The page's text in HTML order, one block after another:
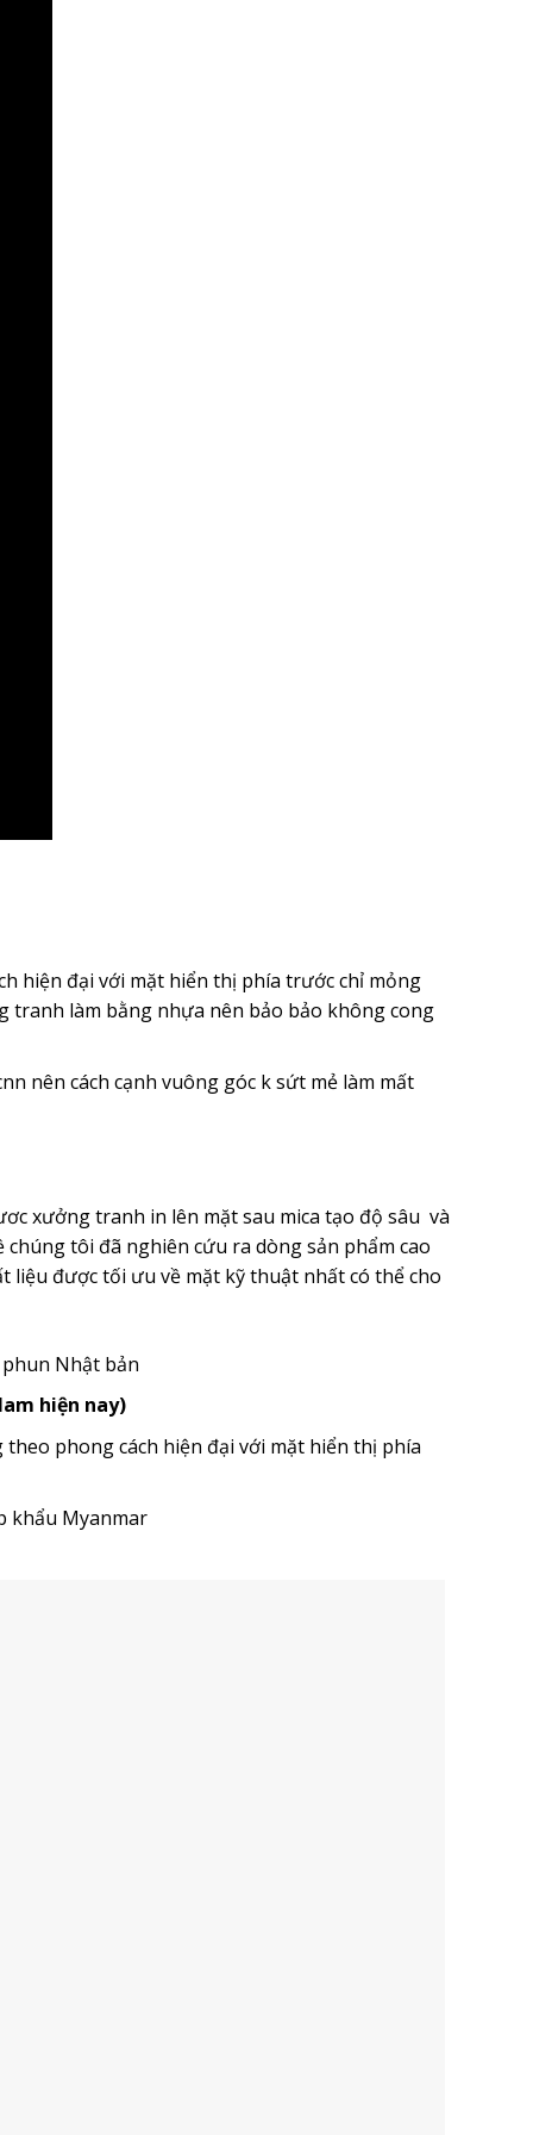
hiện đại với mặt hiển thị phía trước chỉ mỏng
tranh làm bằng nhựa nên bảo bảo không cong
nên cách cạnh vuông góc k sứt mẻ làm mất
xưởng tranh in lên mặt sau mica tạo độ sâu và
tôi đã nghiên cứu ra dòng sản phẩm cao
liệu được tối ưu về mặt kỹ thuật nhất có thể cho
Nhật bản
hiện nay)
phong cách hiện đại với mặt hiển thị phía
khẩu Myanmar